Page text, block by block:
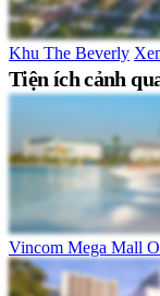
Khu The Beverly
Tiện ích cảnh
Vincom Mega Mall